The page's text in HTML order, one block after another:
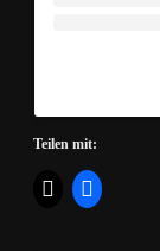
Teilen mit: